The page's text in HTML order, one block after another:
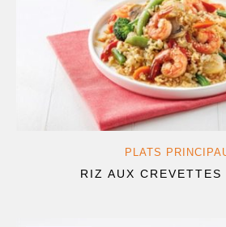
PLATS
RIZ AUX CREVETTES